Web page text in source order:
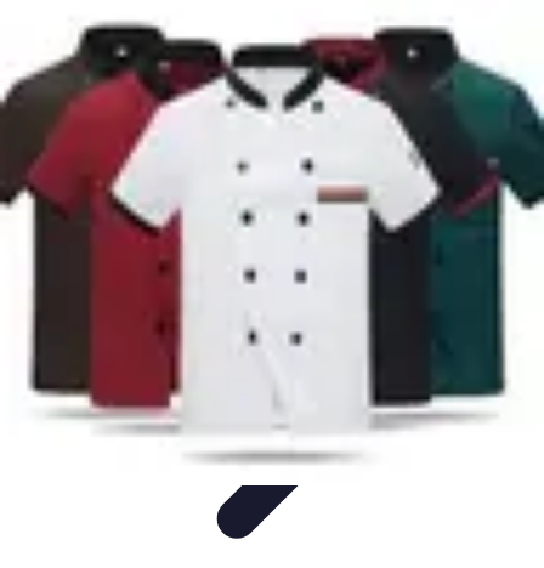
Encuentra Tu Hotel
Consejos de ReservaVacaciones en familiaVacaciones en
FamiliaConsejos para ReservarConsejos de Viaje
Encuentra Tu Hotel